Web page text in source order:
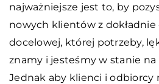
najważniejsze jest to, by
nowych klientów z
docelowej, której potrzeby,
znamy i jesteśmy w stanie
Jednak aby klienci i odbiorcy